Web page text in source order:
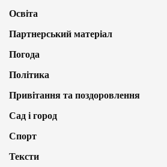
Освіта
Партнерський матеріал
Погода
Політика
Привітання та поздоровлення
Сад і город
Спорт
Тексти